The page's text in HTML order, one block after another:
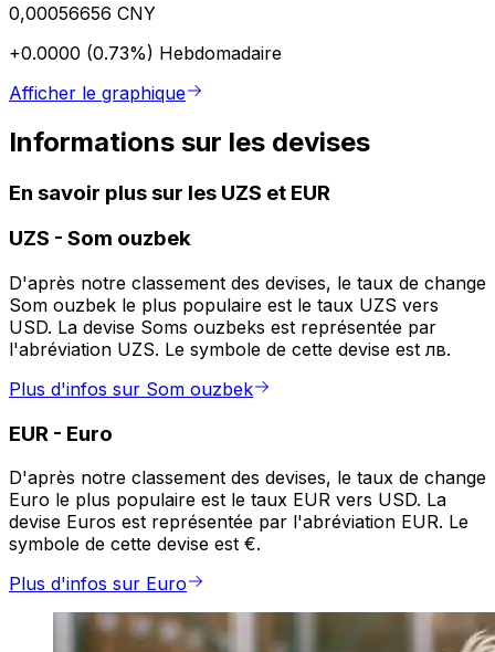
0,00056656 CNY
+0.0000 (0.73%) Hebdomadaire
Afficher le graphique
Informations sur les devises
En savoir plus sur les UZS et EUR
UZS - Som ouzbek
D'après notre classement des devises, le taux de change
Som ouzbek le plus populaire est le taux UZS vers
USD. La devise Soms ouzbeks est représentée par
l'abréviation UZS. Le symbole de cette devise est лв.
Plus d'infos sur Som ouzbek
EUR - Euro
D'après notre classement des devises, le taux de change
Euro le plus populaire est le taux EUR vers USD. La
devise Euros est représentée par l'abréviation EUR. Le
symbole de cette devise est €.
Plus d'infos sur Euro